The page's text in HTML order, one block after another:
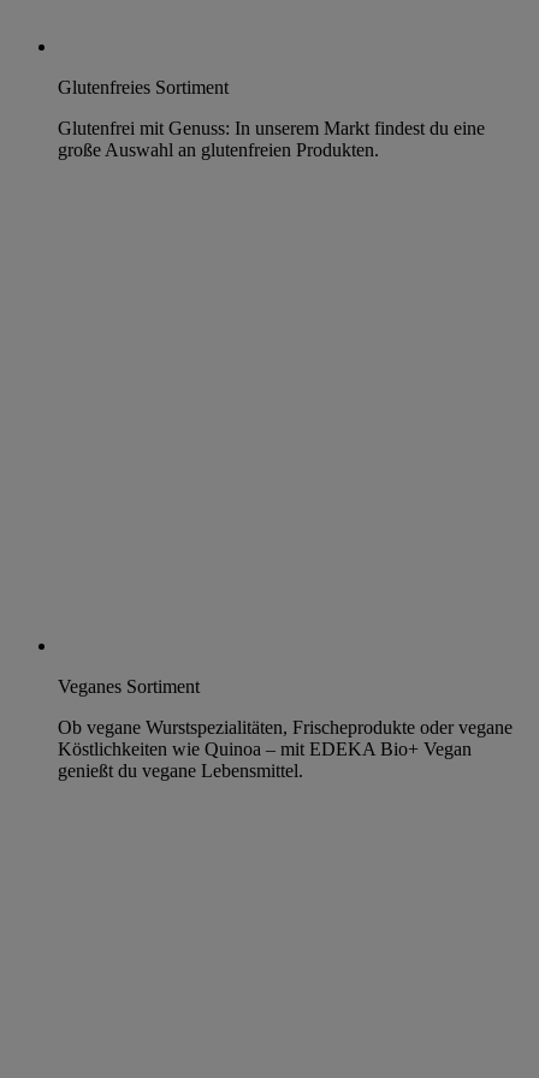
Glutenfreies Sortiment
Glutenfrei mit Genuss: In unserem Markt findest du eine
große Auswahl an glutenfreien Produkten.
Veganes Sortiment
Ob vegane Wurstspezialitäten, Frischeprodukte oder vegane
Köstlichkeiten wie Quinoa – mit EDEKA Bio+ Vegan
genießt du vegane Lebensmittel.